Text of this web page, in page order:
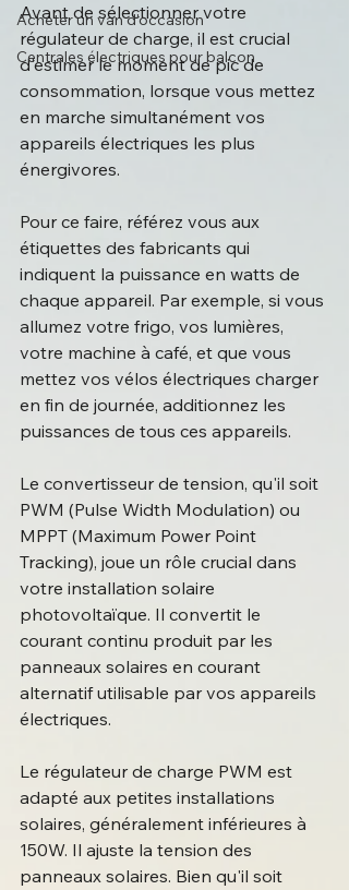
Acheter un van d'occasion
Centrales électriques pour balcon
Avant de sélectionner votre
régulateur de charge, il est crucial
d'estimer le moment de pic de
consommation, lorsque vous mettez
en marche simultanément vos
appareils électriques les plus
énergivores.
Pour ce faire, référez vous aux
étiquettes des fabricants qui
indiquent la puissance en watts de
chaque appareil. Par exemple, si vous
allumez votre frigo, vos lumières,
votre machine à café, et que vous
mettez vos vélos électriques charger
en fin de journée, additionnez les
puissances de tous ces appareils.
Le convertisseur de tension, qu'il soit
PWM (Pulse Width Modulation) ou
MPPT (Maximum Power Point
Tracking), joue un rôle crucial dans
votre installation solaire
photovoltaïque. Il convertit le
courant continu produit par les
panneaux solaires en courant
alternatif utilisable par vos appareils
électriques.
Le régulateur de charge PWM est
adapté aux petites installations
solaires, généralement inférieures à
150W. Il ajuste la tension des
panneaux solaires. Bien qu'il soit